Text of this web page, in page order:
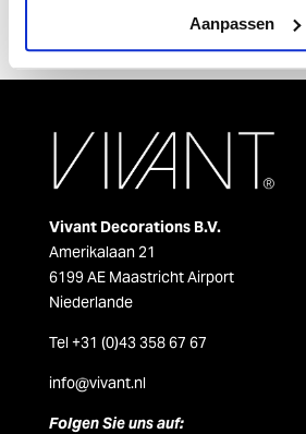
Aanpassen
Vivant Decorations B.V.
Amerikalaan 21
6199 AE Maastricht Airport
Niederlande
Tel +31 (0)43 358 67 67
info@vivant.nl
Folgen Sie uns auf: